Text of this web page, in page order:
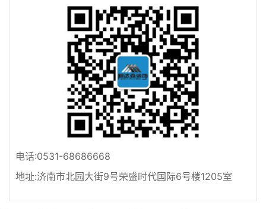
电话:0531-68686668
地址:济南市北园大街9号荣盛时代国际6号楼1205室